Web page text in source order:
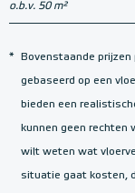
o.b.v. 50 m²
* Bovenstaande
gebaseerd op een
bieden een
kunnen geen rechten
wilt weten wat
situatie gaat kosten,